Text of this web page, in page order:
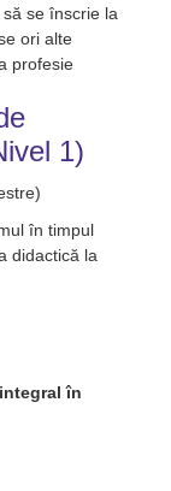
se înscrie la
ori alte
profesie
1)
în timpul
didactică la
în